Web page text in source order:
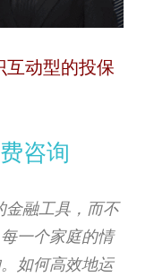
互动型的投保
咨询
金融工具，而不
一个家庭的情
如何高效地运